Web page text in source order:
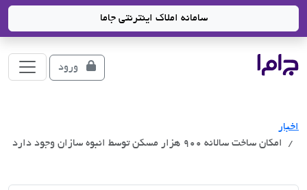
سامانه املاک اینترنتی جاما
- سامانه جامع املاک و مشاورین املاک
ورود
اخبار
امکان ساخت سالانه 900 هزار مسکن توسط انبوه سازان وجود دارد